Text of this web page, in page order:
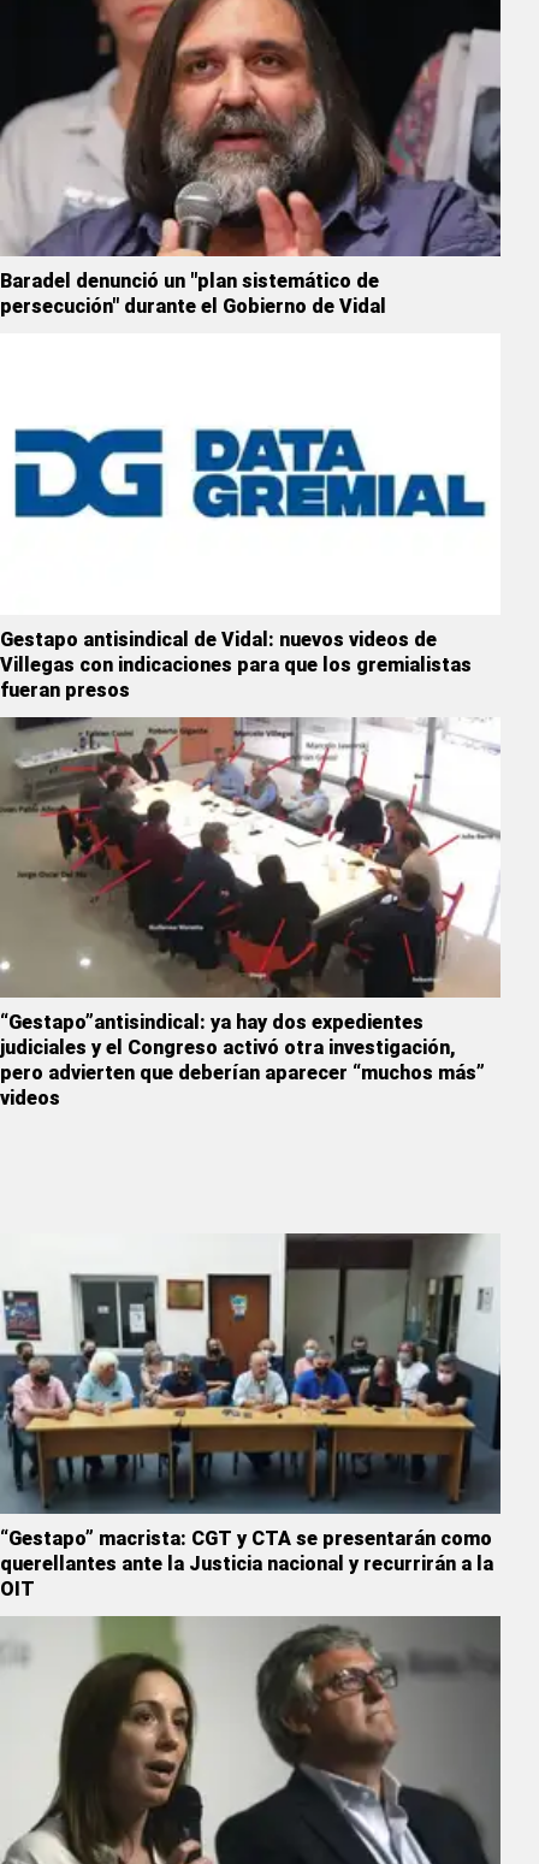
Baradel denunció un "plan sistemático de
persecución" durante el Gobierno de Vidal
Gestapo antisindical de Vidal: nuevos videos de
Villegas con indicaciones para que los gremialistas
fueran presos
“Gestapo”antisindical: ya hay dos expedientes
judiciales y el Congreso activó otra investigación,
pero advierten que deberían aparecer “muchos más”
videos
“Gestapo” macrista: CGT y CTA se presentarán como
querellantes ante la Justicia nacional y recurrirán a la
OIT